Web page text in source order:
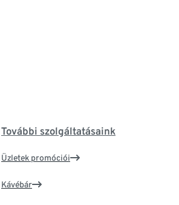
További szolgáltatásaink
Üzletek promóciói
Kávébár